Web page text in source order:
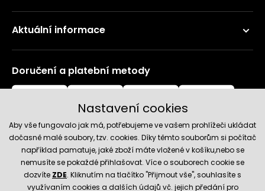
Aktuální informace
Doručení a platební metody
Spolehlivý obchod
Nastavení cookies
Aby vše fungovalo jak má, potřebujeme ve vašem prohlížeči ukládat
dočasně malé soubory, tzv. cookies. Díky těmto souborům si počítač
například pamatuje, jaké zboží máte vložené v košíku,nebo se
nemusíte se pokaždé přihlašovat. Více o souborech cookie se
dozvíte ZDE. Kliknutím na tlačítko "Přijmout vše", souhlasíte s
využívaním cookies a dalších údajů vč. jejich předání pro